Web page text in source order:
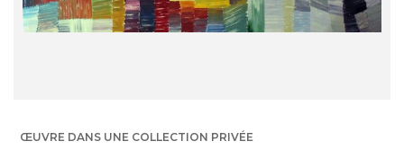
ŒUVRE DANS UNE COLLECTION PRIVÉE